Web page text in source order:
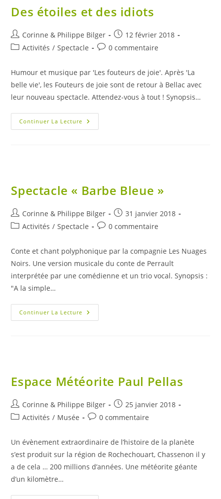
Des étoiles et des idiots
Auteur/autrice
de
Corinne & Philippe Bilger
Publication
publiée :
12 février 2018
PostActivités / Spectacle
Commentaires
0 commentaire
Humour et musique par 'Les fouteurs de joie'. Après 'La
belle vie', les Fouteurs de joie sont de retour à Bellac avec
leur nouveau spectacle. Attendez-vous à tout ! Synopsis…
Continuer La Lecture Des
Étoiles
Spectacle « Barbe Bleue »
Auteur/autrice
de
Corinne & Philippe Bilger
Publication
publiée :
31 janvier 2018
PostActivités / Spectacle
Commentaires
publication :
0 commentaire
Conte et chant polyphonique par la compagnie Les Nuages
Noirs. Une version musicale du conte de Perrault
interprétée par une comédienne et un trio vocal. Synopsis :
"A la simple…
Continuer La Lecture Spectacle
« Barbe
Espace Météorite Paul Pellas
Auteur/autrice
de
Corinne & Philippe Bilger
Publication
publiée :
25 janvier 2018
PostActivités / Musée
Commentaires
la
0 commentaire
Un évènement extraordinaire de l’histoire de la planète
s’est produit sur la région de Rochechouart, Chassenon il y
a de cela … 200 millions d’années. Une météorite géante
d’un kilomètre…